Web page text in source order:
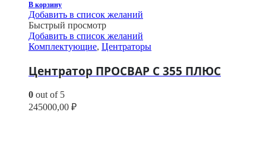
В корзину
Добавить в список желаний
Быстрый просмотр
Добавить в список желаний
Комплектующие, Центраторы
Центратор ПРОСВАР С 355 ПЛЮС
0 out of 5
245000,00 ₽